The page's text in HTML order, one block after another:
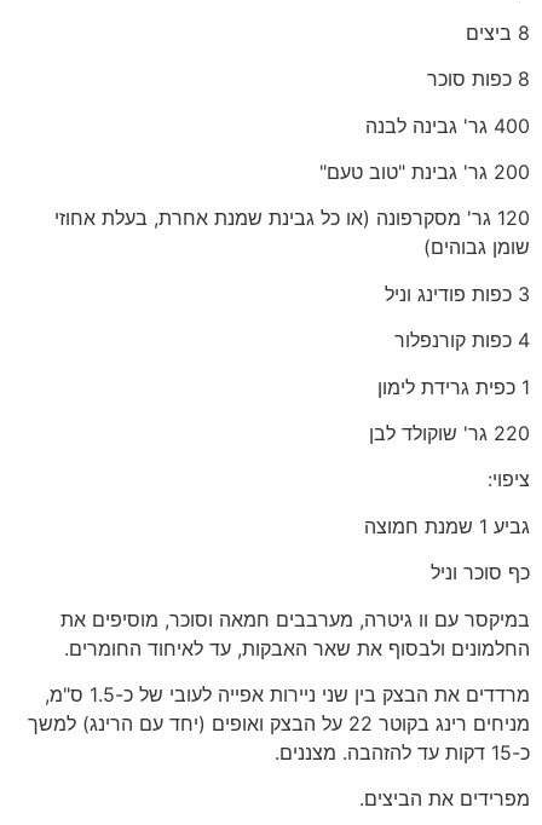
8 ביצים
8 כפות סוכר
400 גר' גבינה לבנה
200 גר' גבינת "טוב טעם"
120 גר' מסקרפונה (או כל גבינת שמנת אחרת, בעלת אחוזי
שומן גבוהים)
3 כפות פודינג וניל
4 כפות קורנפלור
1 כפית גרידת לימון
220 גר' שוקולד לבן
ציפוי:
גביע 1 שמנת חמוצה
כף סוכר וניל
במיקסר עם וו גיטרה, מערבבים חמאה וסוכר, מוסיפים את
החלמונים ולבסוף את שאר האבקות, עד לאיחוד החומרים.
מרדדים את הבצק בין שני ניירות אפייה לעובי של כ-1.5 ס"מ,
מניחים רינג בקוטר 22 על הבצק ואופים (יחד עם הרינג) למשך
כ-15 דקות עד להזהבה. מצננים.
מפרידים את הביצים.